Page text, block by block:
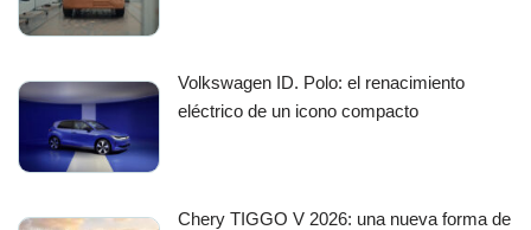
Volkswagen ID. Polo: el renacimiento
eléctrico de un icono compacto
Chery TIGGO V 2026: una nueva forma de